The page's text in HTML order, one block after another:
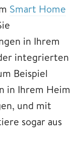
Smart Home
in Ihrem
integrierten
Beispiel
in Ihrem Heim
und mit
sogar aus